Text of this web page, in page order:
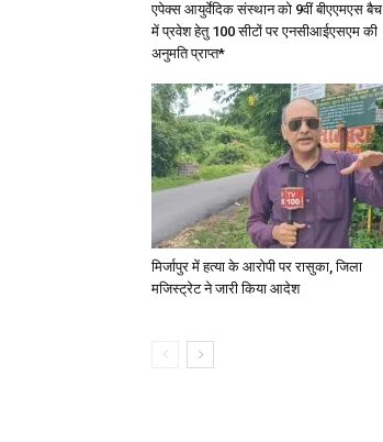
एपेक्स आयुर्वेदिक संस्थान को 9वीं बीएएमएस बैच
में प्रवेश हेतु 100 सीटों पर एनसीआईएसएम की
अनुमति प्राप्त*
मिर्जापुर में हत्या के आरोपी पर रासुका, जिला
मजिस्ट्रेट ने जारी किया आदेश